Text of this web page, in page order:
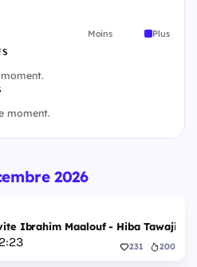
Moins Plus
moment.
2026
Ibrahim Maalouf - Hiba Tawaji &
:22 231 200